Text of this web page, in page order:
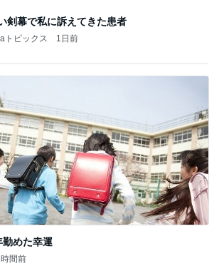
剣幕で私に訴えてきた患者
トピックス 1日前
勤めた幸運
間前